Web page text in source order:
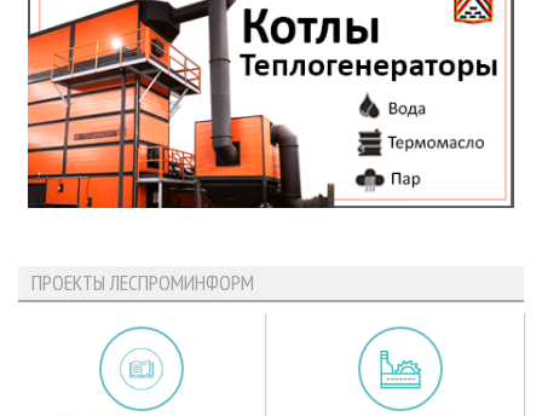
ПРОЕКТЫ ЛЕСПРОМИНФОРМ